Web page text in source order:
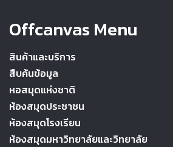
Offcanvas Menu
สินค้าและบริการ
สืบค้นข้อมูล
หอสมุดแห่งชาติ
ห้องสมุดประชาชน
ห้องสมุดโรงเรียน
ห้องสมุดมหาวิทยาลัยและวิทยาลัย